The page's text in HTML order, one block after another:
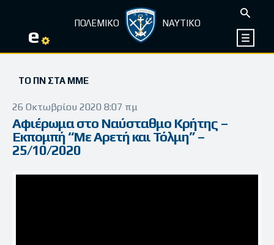
e ΠΟΛΕΜΙΚΟ ΝΑΥΤΙΚΟ
ΤΟ ΠΝ ΣΤΑ ΜΜΕ
26 Οκτωβρίου 2020 8:07 πμ
Αφιέρωμα στο Ναύσταθμο Κρήτης –
Εκπομπή “Με Αρετή και Τόλμη” –
25/10/2020